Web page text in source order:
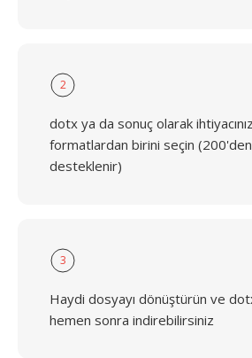
2
dotx ya da sonuç olarak
formatlardan birini seçin
desteklenir)
3
Haydi dosyayı dönüştürün ve
hemen sonra indirebilirsiniz